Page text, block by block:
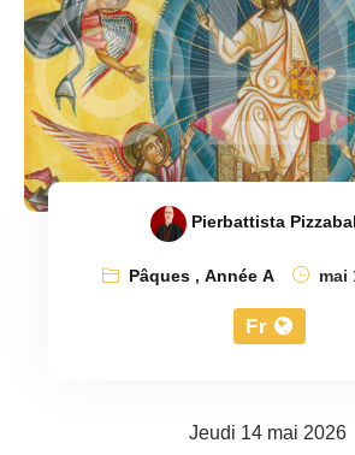
Pierbattista
Pâques,Année A mai
Fr
Jeudi 14 mai 2026